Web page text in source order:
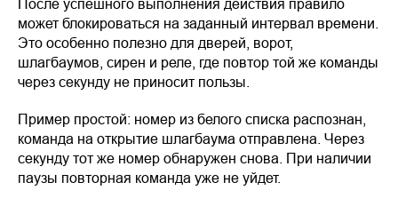
После успешного выполнения действия правило
может блокироваться на заданный интервал времени.
Это особенно полезно для дверей, ворот,
шлагбаумов, сирен и реле, где повтор той же команды
через секунду не приносит пользы.
Пример простой: номер из белого списка распознан,
команда на открытие шлагбаума отправлена. Через
секунду тот же номер обнаружен снова. При наличии
паузы повторная команда уже не уйдет.